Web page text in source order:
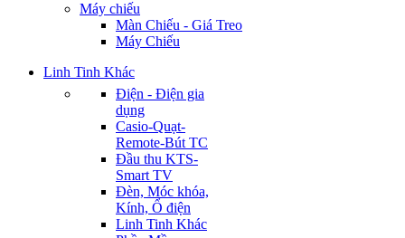
Máy chiếu
Màn Chiếu - Giá Treo
Máy Chiếu
Linh Tinh Khác
Điện - Điện gia
dụng
Casio-Quạt-
Remote-Bút TC
Đầu thu KTS-
Smart TV
Đèn, Móc khóa,
Kính, Ổ điện
Linh Tinh Khác